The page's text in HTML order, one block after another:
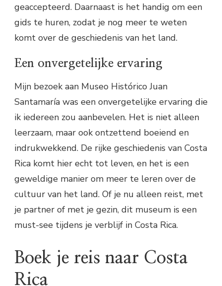
geaccepteerd. Daarnaast is het handig om een
gids te huren, zodat je nog meer te weten
komt over de geschiedenis van het land.
Een onvergetelijke ervaring
Mijn bezoek aan Museo Histórico Juan
Santamaría was een onvergetelijke ervaring die
ik iedereen zou aanbevelen. Het is niet alleen
leerzaam, maar ook ontzettend boeiend en
indrukwekkend. De rijke geschiedenis van Costa
Rica komt hier echt tot leven, en het is een
geweldige manier om meer te leren over de
cultuur van het land. Of je nu alleen reist, met
je partner of met je gezin, dit museum is een
must-see tijdens je verblijf in Costa Rica.
Boek je reis naar Costa
Rica